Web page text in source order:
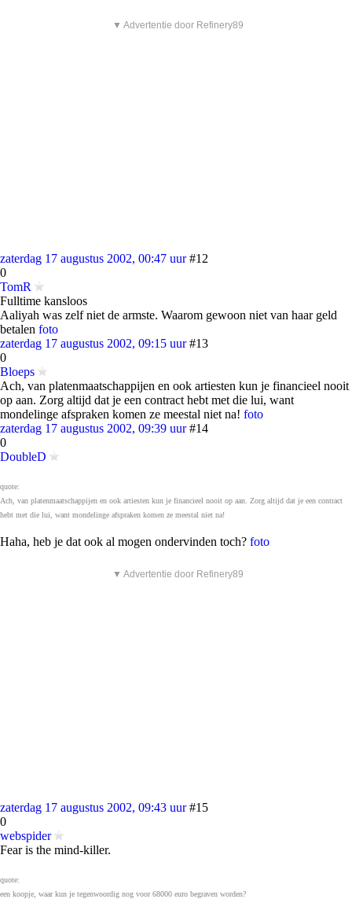
▼ Advertentie door Refinery89
zaterdag 17 augustus 2002, 00:47 uur #12
0
TomR
Fulltime kansloos
Aaliyah was zelf niet de armste. Waarom gewoon niet van haar geld
betalen foto
zaterdag 17 augustus 2002, 09:15 uur #13
0
Bloeps
Ach, van platenmaatschappijen en ook artiesten kun je financieel nooit
op aan. Zorg altijd dat je een contract hebt met die lui, want
mondelinge afspraken komen ze meestal niet na! foto
zaterdag 17 augustus 2002, 09:39 uur #14
0
DoubleD
quote:
Ach, van platenmaatschappijen en ook artiesten kun je financieel nooit op aan. Zorg altijd dat je een contract
hebt met die lui, want mondelinge afspraken komen ze meestal niet na!
Haha, heb je dat ook al mogen ondervinden toch? foto
▼ Advertentie door Refinery89
zaterdag 17 augustus 2002, 09:43 uur #15
0
webspider
Fear is the mind-killer.
quote:
een koopje, waar kun je tegenwoordig nog voor 68000 euro begraven worden?